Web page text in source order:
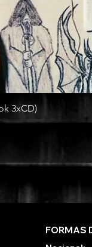
3xCD)
FORMAS